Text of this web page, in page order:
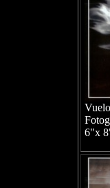
6"x